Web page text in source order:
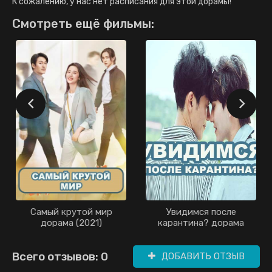
Смотреть ещё фильмы:
Самый крутой мир
дорама (2021)
Увидимся после
карантина? дорама
Всего отзывов: 0 ДОБАВИТЬ ОТЗЫВ